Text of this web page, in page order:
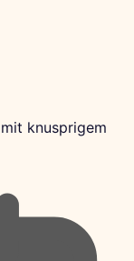
knusprigem